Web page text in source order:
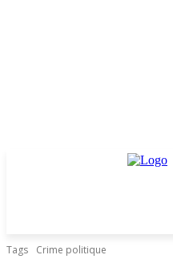
Tags Crime politique